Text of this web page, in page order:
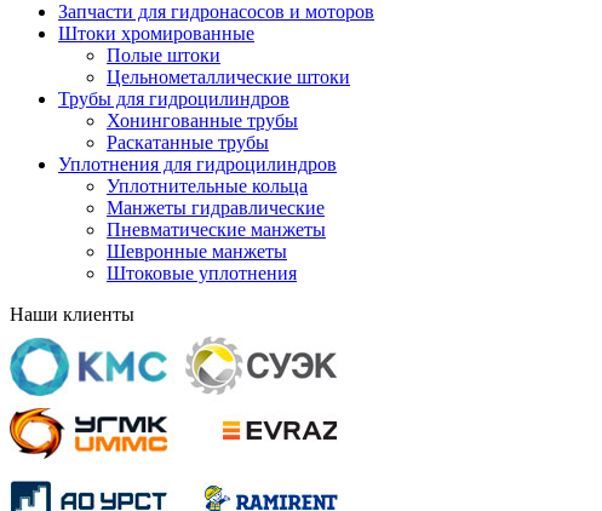
Запчасти для гидронасосов и моторов
Штоки хромированные
Полые штоки
Цельнометаллические штоки
Трубы для гидроцилиндров
Хонингованные трубы
Раскатанные трубы
Уплотнения для гидроцилиндров
Уплотнительные кольца
Манжеты гидравлические
Пневматические манжеты
Шевронные манжеты
Штоковые уплотнения
Наши клиенты